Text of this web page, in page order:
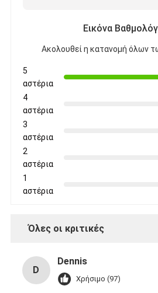
Εικόνα
Ακολουθεί η κατανομή όλων
5
αστέρια
4
αστέρια
3
αστέρια
2
αστέρια
1
αστέρια
Όλες οι κριτικές
D
Dennis
Χρήσιμο (97)